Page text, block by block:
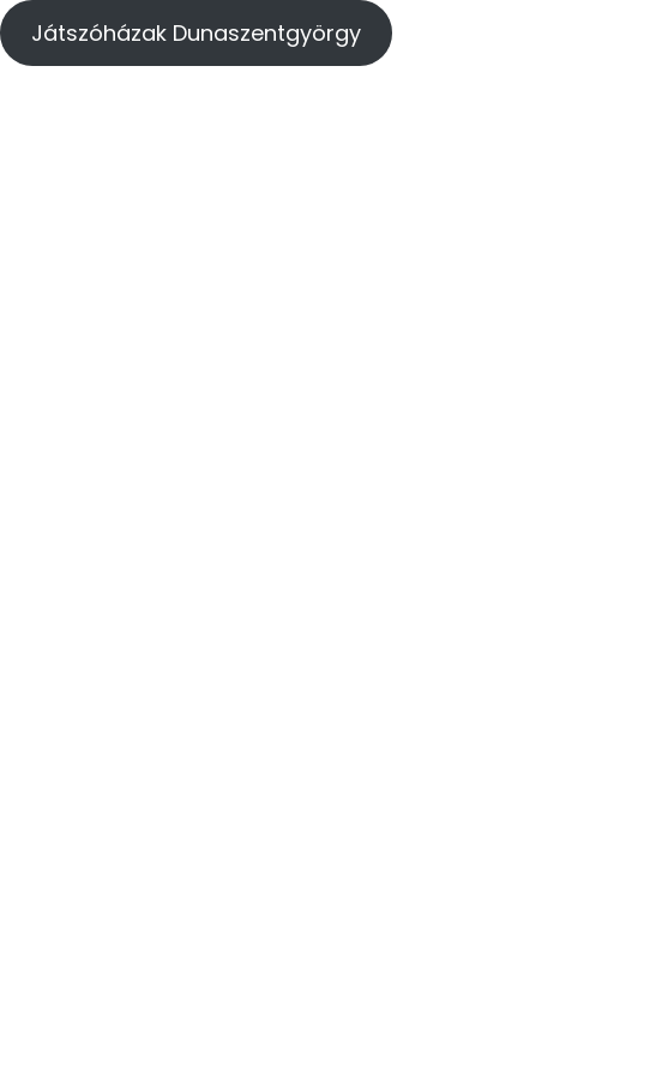
Játszóházak Dunaszentgyörgy